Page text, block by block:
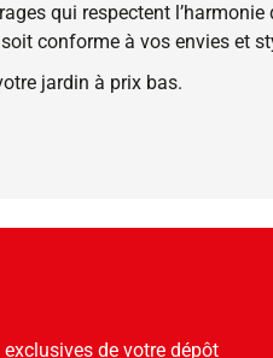
qui respectent
conforme à vos envies et
jardin à prix bas.
de votre dépôt